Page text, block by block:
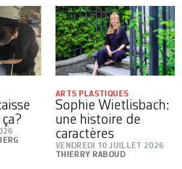
ARTS PLASTIQUES
Sophie Wietlisbach:
une histoire de
caractères
VENDREDI 10 JUILLET 2026
THIERRY RABOUD